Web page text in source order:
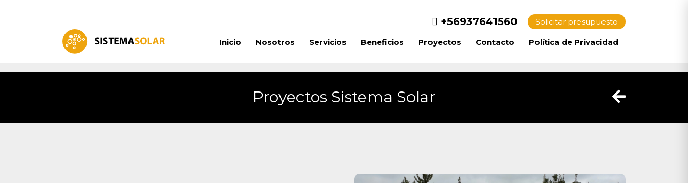
+56937641560 Solicitar presupuesto
Inicio Nosotros Servicios Beneficios Proyectos Contacto Política de Privacidad
Proyectos Sistema Solar